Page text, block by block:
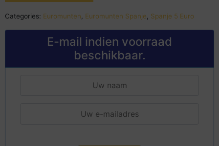
Categories: Euromunten Euromunten Spanje Spanje 5 Euro
E-mail indien voorraad
beschikbaar.